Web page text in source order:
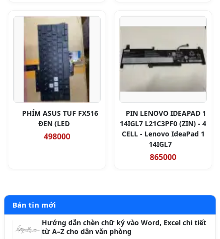
PHÍM ASUS TUF FX516
ĐEN (LED
498000
PIN LENOVO IDEAPAD 1
14IGL7 L21C3PF0 (ZIN) - 4
CELL - Lenovo IdeaPad 1
14IGL7
865000
Bản tin mới
Hướng dẫn chèn chữ ký vào Word, Excel chi tiết
từ A–Z cho dân văn phòng